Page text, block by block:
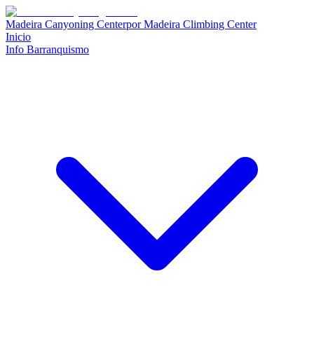
Madeira Canyoning CenterporMadeira Climbing Center
Inicio
Info Barranquismo